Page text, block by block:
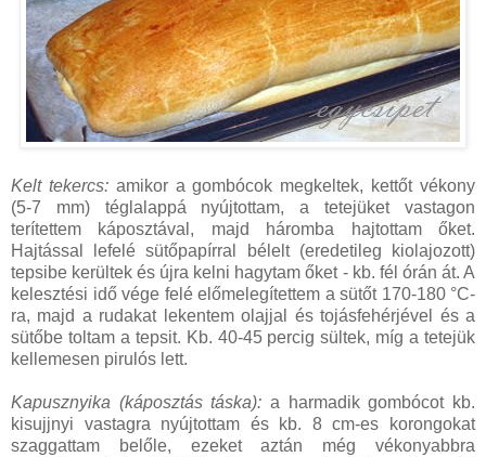
Kelt tekercs:amikor a gombócok megkeltek, kettőt vékony
(5-7 mm) téglalappá nyújtottam, a tetejüket vastagon
terítettem káposztával, majd háromba hajtottam őket.
Hajtással lefelé sütőpapírral bélelt (eredetileg kiolajozott)
tepsibe kerültek és újra kelni hagytam őket - kb. fél órán át. A
kelesztési idő vége felé előmelegítettem a sütőt 170-180 °C-
ra, majd a rudakat lekentem olajjal és tojásfehérjével és a
sütőbe toltam a tepsit. Kb. 40-45 percig sültek, míg a tetejük
kellemesen pirulós lett.
Kapusznyika (káposztás táska): a harmadik gombócot kb.
kisujjnyi vastagra nyújtottam és kb. 8 cm-es korongokat
szaggattam belőle, ezeket aztán még vékonyabbra